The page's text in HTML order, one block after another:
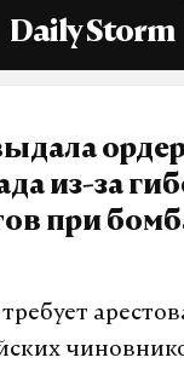
Daily Storm
ордер
из-за
при